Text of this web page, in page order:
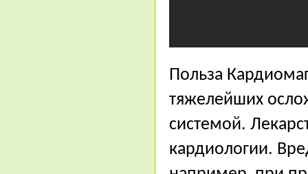
Польза
тяжелейших
системой.
кардиологии.